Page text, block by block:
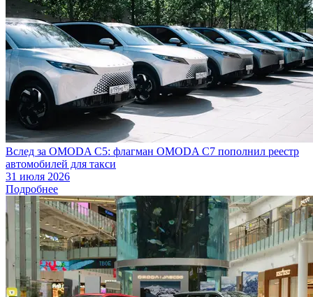
Вслед за OMODA C5: флагман OMODA C7 пополнил реестр
автомобилей для такси
31 июля 2026
Подробнее